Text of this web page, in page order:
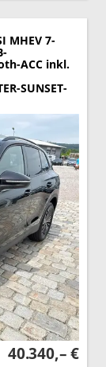
MHEV 7-
ACC inkl.
SUNSET-
40.340,– €